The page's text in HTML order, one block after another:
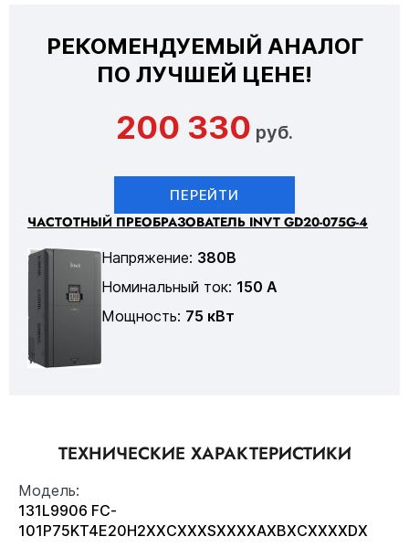
РЕКОМЕНДУЕМЫЙ АНАЛОГ
ПО ЛУЧШЕЙ ЦЕНЕ!
200 330 руб.
ПЕРЕЙТИ
ЧАСТОТНЫЙ ПРЕОБРАЗОВАТЕЛЬ INVT GD20-075G-4
Напряжение: 380В
Номинальный ток: 150 А
Мощность: 75 кВт
ТЕХНИЧЕСКИЕ ХАРАКТЕРИСТИКИ
Модель:
131L9906 FC-
101P75KT4E20H2XXCXXXSXXXXAXBXCXXXXDX